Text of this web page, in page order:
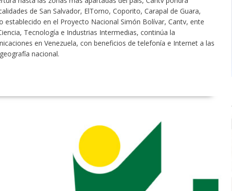
de San Salvador, ElTorno, Coporito, Carapal de Guara,
establecido en el Proyecto Nacional Simón Bolívar, Cantv, ente
Tecnología e Industrias Intermedias, continúa la
en Venezuela, con beneficios de telefonía e Internet a las
nacional.